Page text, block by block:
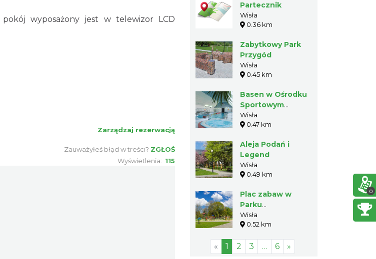
wyposażony jest w telewizor LCD
Zarządzaj rezerwacją
Zauważyłeś błąd w treści? ZGŁOŚ
Wyświetlenia: 115
Partecznik
Wisła
0.36 km
Zabytkowy Park
Przygód
Wisła
0.45 km
Basen w Ośrodku
Sportowym
"Start"
Wisła
0.47 km
Aleja Podań i
Legend
Wisła
0.49 km
Plac zabaw w
Parku
Kopczyńskiego
Wisła
0.52 km
« 1 2 3 … 6 »
0